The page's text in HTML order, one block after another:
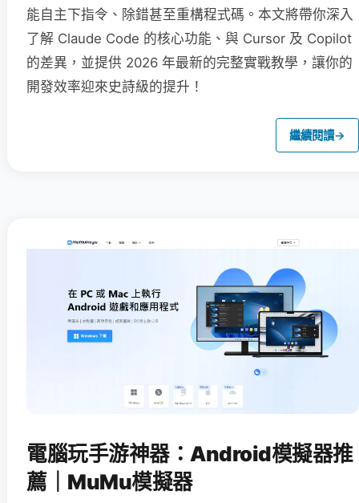
能自主下指令、除錯甚至重構程式碼。本文將帶你深入
了解 Claude Code 的核心功能、與 Cursor 及 Copilot
的差異，並提供 2026 年最新的完整實戰教學，讓你的
開發效率迎來史詩級的提升！
繼續閱讀→
電腦玩手游神器：Android模擬器推
薦｜MuMu模擬器